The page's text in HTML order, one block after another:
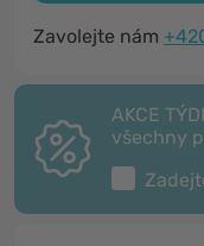
Zavolejte nám
AKCE
všechny